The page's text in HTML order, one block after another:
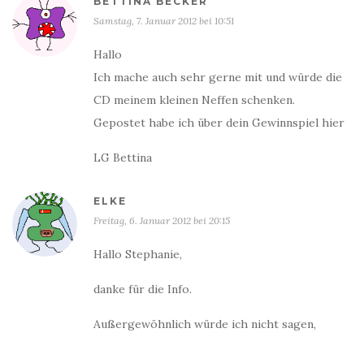
Samstag, 7. Januar 2012 bei 10:51
Hallo
Ich mache auch sehr gerne mit und würde die
CD meinem kleinen Neffen schenken.
Gepostet habe ich über dein Gewinnspiel hier
LG Bettina
ELKE
Freitag, 6. Januar 2012 bei 20:15
Hallo Stephanie,
danke für die Info.
Außergewöhnlich würde ich nicht sagen,